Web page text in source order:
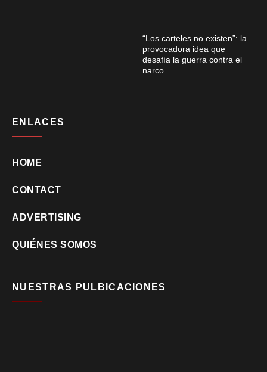
“Los carteles no existen”: la
provocadora idea que
desafía la guerra contra el
narco
ENLACES
HOME
CONTACT
ADVERTISING
QUIÉNES SOMOS
NUESTRAS PULBICACIONES